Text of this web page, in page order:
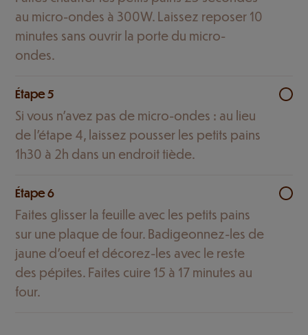
au micro-ondes à 300W. Laissez reposer 10
minutes sans ouvrir la porte du micro-
ondes.
Étape 5
Si vous n'avez pas de micro-ondes : au lieu
de l'étape 4, laissez pousser les petits pains
1h30 à 2h dans un endroit tiède.
Étape 6
Faites glisser la feuille avec les petits pains
sur une plaque de four. Badigeonnez-les de
jaune d'oeuf et décorez-les avec le reste
des pépites. Faites cuire 15 à 17 minutes au
four.